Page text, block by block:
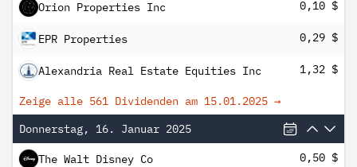
Orion Properties Inc 0,10 $
EPR Properties 0,29 $
Alexandria Real Estate Equities Inc 1,32 $
Zeige alle 561 Dividenden am 15.01.2025 →
Donnerstag, 16. Januar 2025
The Walt Disney Co 0,50 $